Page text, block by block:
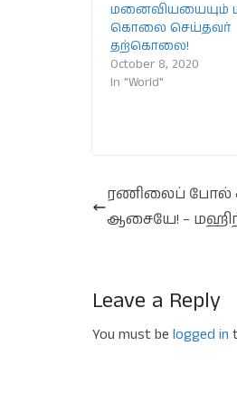
மனைவியயையும்
கொலை செய்தவர்
தற்கொலை!
October 8, 2020
In "World"
ரணிலைப் போல்
ஆசையே! –
Leave a Reply
You must be logged in